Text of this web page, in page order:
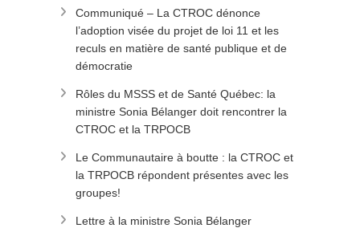
Communiqué – La CTROC dénonce
l’adoption visée du projet de loi 11 et les
reculs en matière de santé publique et de
démocratie
Rôles du MSSS et de Santé Québec: la
ministre Sonia Bélanger doit rencontrer la
CTROC et la TRPOCB
Le Communautaire à boutte : la CTROC et
la TRPOCB répondent présentes avec les
groupes!
Lettre à la ministre Sonia Bélanger